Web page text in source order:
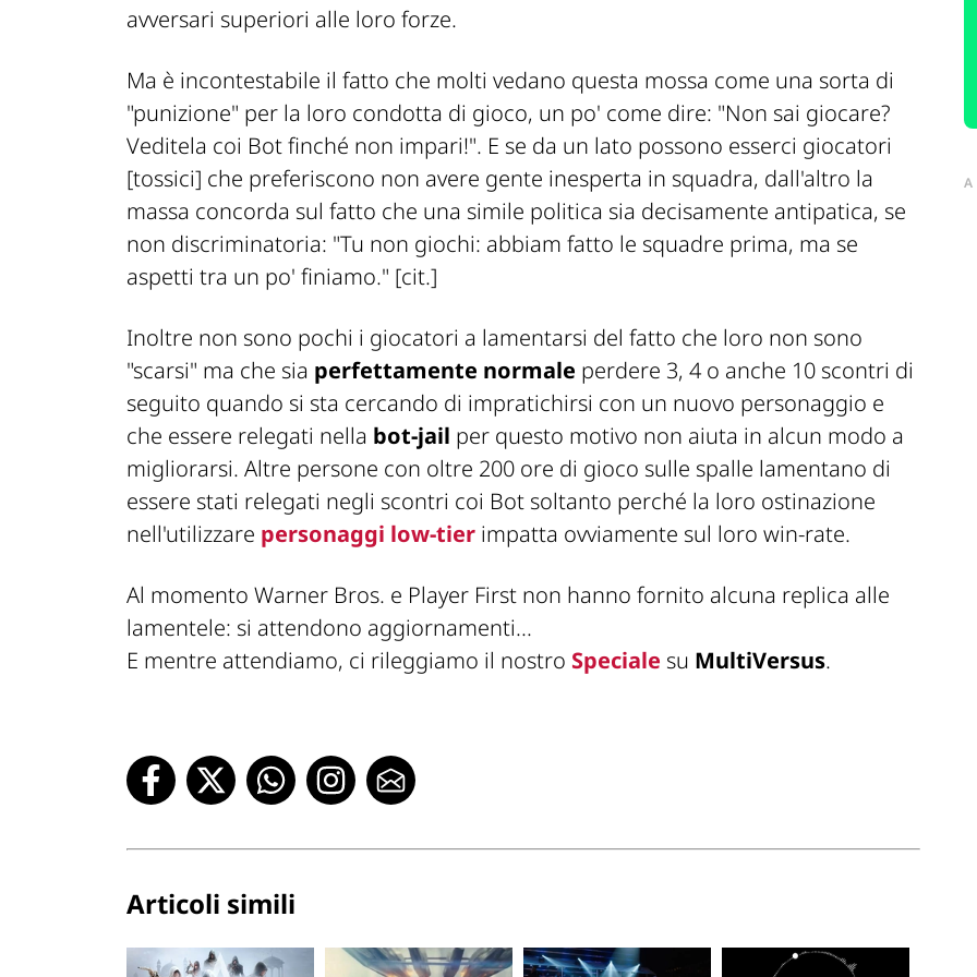
avversari superiori alle loro forze.
Ma è incontestabile il fatto che molti vedano questa mossa come una sorta di
"punizione" per la loro condotta di gioco, un po' come dire: "Non sai giocare?
Veditela coi Bot finché non impari!". E se da un lato possono esserci giocatori
[tossici] che preferiscono non avere gente inesperta in squadra, dall'altro la
massa concorda sul fatto che una simile politica sia decisamente antipatica, se
non discriminatoria: "Tu non giochi: abbiam fatto le squadre prima, ma se
aspetti tra un po' finiamo." [cit.]
Inoltre non sono pochi i giocatori a lamentarsi del fatto che loro non sono
"scarsi" ma che sia perfettamente normale perdere 3, 4 o anche 10 scontri di
seguito quando si sta cercando di impratichirsi con un nuovo personaggio e
che essere relegati nella bot-jail per questo motivo non aiuta in alcun modo a
migliorarsi. Altre persone con oltre 200 ore di gioco sulle spalle lamentano di
essere stati relegati negli scontri coi Bot soltanto perché la loro ostinazione
nell'utilizzare personaggi low-tier impatta ovviamente sul loro win-rate.
Al momento Warner Bros. e Player First non hanno fornito alcuna replica alle
lamentele: si attendono aggiornamenti...
E mentre attendiamo, ci rileggiamo il nostro Speciale su MultiVersus.
Articoli simili